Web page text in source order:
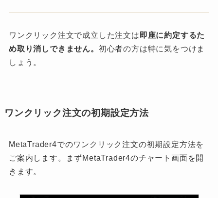
ワンクリック注文で成立した注文は 即座に約定するた
め取り消しできません。 初心者の方は特に気をつけま
しょう。
ワンクリック注文の初期設定方法
MetaTrader4でのワンクリック注文の初期設定方法を
ご案内します。まずMetaTrader4のチャート画面を開
きます。